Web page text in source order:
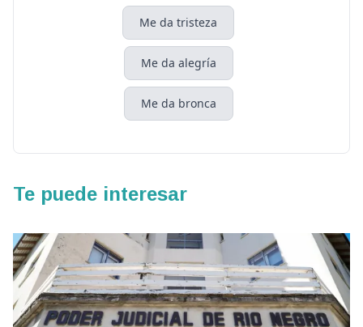
Me da tristeza
Me da alegría
Me da bronca
Te puede interesar